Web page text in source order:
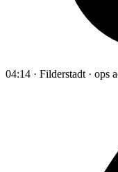
04:14 · Filderstadt · ops